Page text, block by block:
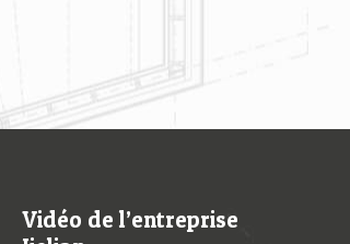
Vidéo de l’entreprise